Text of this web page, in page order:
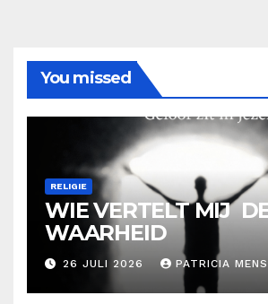
You missed
RELIGIE
WIE VERTELT MIJ
WAARHEID
26 JULI 2026 PATRICIA